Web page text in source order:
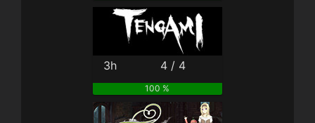
3h 4 / 4
100 %